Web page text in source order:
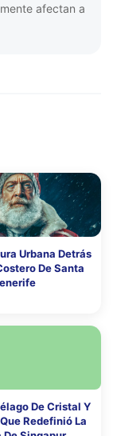
afectan a
Urbana Detrás
De Santa
De Cristal Y
Redefinió La